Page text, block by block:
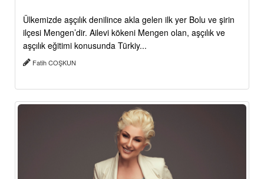
Ülkemizde aşçılık denilince akla gelen ilk yer Bolu ve şirin
ilçesi Mengen’dir. Ailevi kökeni Mengen olan, aşçılık ve
aşçılık eğitimi konusunda Türkiy...
Fatih COŞKUN